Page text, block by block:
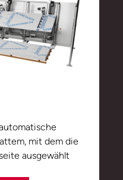
mit dem die
ausgewählt